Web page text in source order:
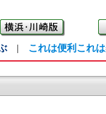
| これは便利これ